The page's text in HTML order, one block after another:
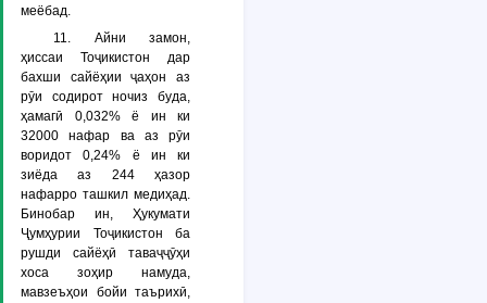
меёбад.
11. Айни замон,
ҳиссаи Тоҷикистон дар
бахши сайёҳии ҷаҳон аз
рӯи содирот ночиз буда,
ҳамагӣ 0,032% ё ин ки
32000 нафар ва аз рӯи
воридот 0,24% ё ин ки
зиёда аз 244 ҳазор
нафарро ташкил медиҳад.
Бинобар ин, Ҳукумати
Ҷумҳурии Тоҷикистон ба
рушди сайёҳӣ таваҷҷӯҳи
хоса зоҳир намуда,
мавзеъҳои бойи таърихӣ,